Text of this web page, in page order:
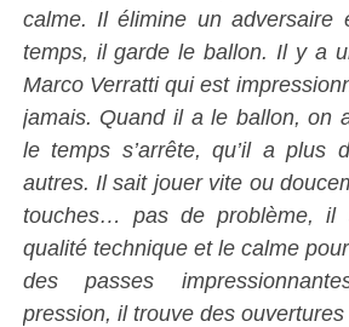
calme. Il élimine un
temps, il garde le ballon. Il y a
Marco Verratti qui est
jamais. Quand il a le ballon, on
le temps s’arrête, qu’il a plus
autres. Il sait jouer vite ou
touches… pas de problème,
qualité technique et le calme
des passes
pression, il trouve des